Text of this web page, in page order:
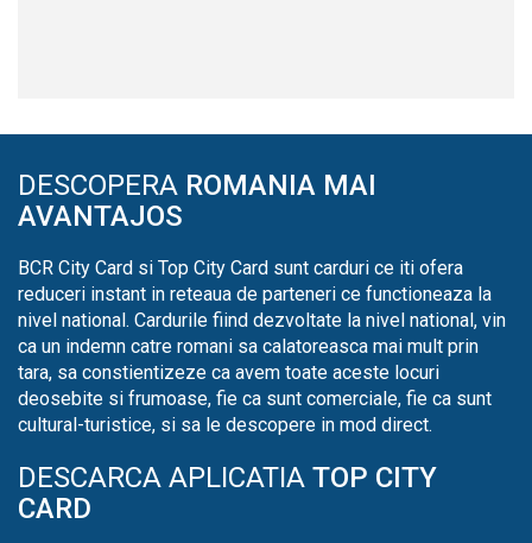
DESCOPERA ROMANIA MAI
AVANTAJOS
BCR City Card si Top City Card sunt carduri ce iti ofera
reduceri instant in reteaua de parteneri ce functioneaza la
nivel national. Cardurile fiind dezvoltate la nivel national, vin
ca un indemn catre romani sa calatoreasca mai mult prin
tara, sa constientizeze ca avem toate aceste locuri
deosebite si frumoase, fie ca sunt comerciale, fie ca sunt
cultural-turistice, si sa le descopere in mod direct.
DESCARCA APLICATIA TOP CITY
CARD